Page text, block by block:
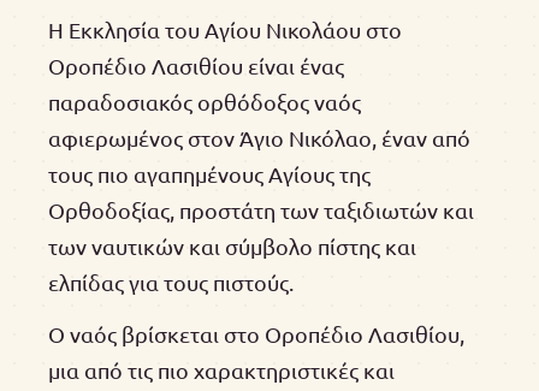
Η Εκκλησία του Αγίου Νικολάου στο
Οροπέδιο Λασιθίου είναι ένας
παραδοσιακός ορθόδοξος ναός
αφιερωμένος στον Άγιο Νικόλαο, έναν από
τους πιο αγαπημένους Αγίους της
Ορθοδοξίας, προστάτη των ταξιδιωτών και
των ναυτικών και σύμβολο πίστης και
ελπίδας για τους πιστούς.
Ο ναός βρίσκεται στο Οροπέδιο Λασιθίου,
μια από τις πιο χαρακτηριστικές και